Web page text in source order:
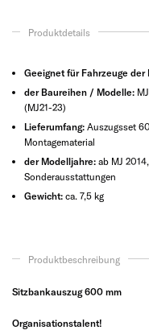
Produktdetails
Geeignet für Fahrzeuge der
der Baureihen / Modelle:
(MJ21-23)
Lieferumfang: Auszugsset
Montagematerial
der Modelljahre: ab MJ
Sonderausstattungen
Gewicht: ca. 7,5 kg
Produktbeschreibung
Sitzbankauszug 600 mm
Organisationstalent!